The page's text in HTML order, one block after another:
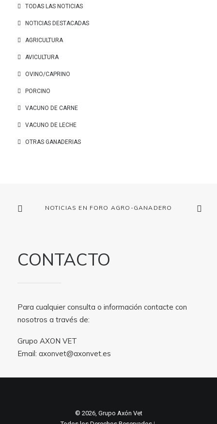
TODAS LAS NOTICIAS
NOTICIAS DESTACADAS
AGRICULTURA
AVICULTURA
OVINO/CAPRINO
PORCINO
VACUNO DE CARNE
VACUNO DE LECHE
OTRAS GANADERIAS
NOTICIAS EN FORO AGRO-GANADERO
CONTACTO
Para cualquier consulta o información contacte con
nosotros a través de:
Grupo AXON VET
Email: axonvet@axonvet.es
© 2026, Grupo Axón Vet